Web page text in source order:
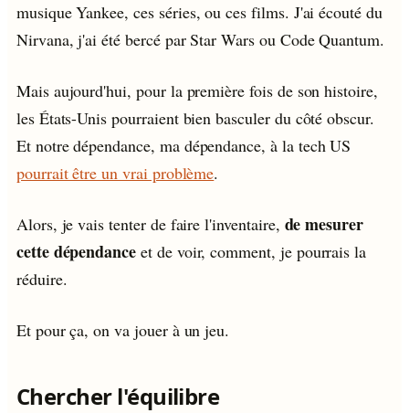
musique Yankee, ces séries, ou ces films. J'ai écouté du
Nirvana, j'ai été bercé par Star Wars ou Code Quantum.
Mais aujourd'hui, pour la première fois de son histoire,
les États-Unis pourraient bien basculer du côté obscur.
Et notre dépendance, ma dépendance, à la tech US
pourrait être un vrai problème.
Alors, je vais tenter de faire l'inventaire, de mesurer
cette dépendance et de voir, comment, je pourrais la
réduire.
Et pour ça, on va jouer à un jeu.
Chercher l'équilibre